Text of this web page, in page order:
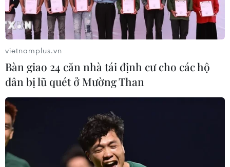
vietnamplus.vn
Bàn giao 24 căn nhà tái định cư cho các hộ
dân bị lũ quét ở Mường Than